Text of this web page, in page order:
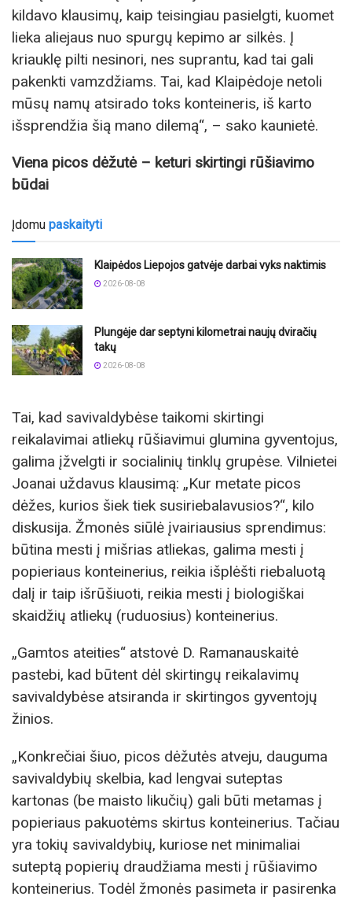
kildavo klausimų, kaip teisingiau pasielgti, kuomet
lieka aliejaus nuo spurgų kepimo ar silkės. Į
kriauklę pilti nesinori, nes suprantu, kad tai gali
pakenkti vamzdžiams. Tai, kad Klaipėdoje netoli
mūsų namų atsirado toks konteineris, iš karto
išsprendžia šią mano dilemą“, – sako kaunietė.
Viena picos dėžutė – keturi skirtingi rūšiavimo
būdai
Įdomu paskaityti
Klaipėdos Liepojos gatvėje darbai vyks naktimis
2026-08-08
Plungėje dar septyni kilometrai naujų dviračių
takų
2026-08-08
Tai, kad savivaldybėse taikomi skirtingi
reikalavimai atliekų rūšiavimui glumina gyventojus,
galima įžvelgti ir socialinių tinklų grupėse. Vilnietei
Joanai uždavus klausimą: „Kur metate picos
dėžes, kurios šiek tiek susiriebalavusios?“, kilo
diskusija. Žmonės siūlė įvairiausius sprendimus:
būtina mesti į mišrias atliekas, galima mesti į
popieriaus konteinerius, reikia išplėšti riebaluotą
dalį ir taip išrūšiuoti, reikia mesti į biologiškai
skaidžių atliekų (ruduosius) konteinerius.
„Gamtos ateities“ atstovė D. Ramanauskaitė
pastebi, kad būtent dėl skirtingų reikalavimų
savivaldybėse atsiranda ir skirtingos gyventojų
žinios.
„Konkrečiai šiuo, picos dėžutės atveju, dauguma
savivaldybių skelbia, kad lengvai suteptas
kartonas (be maisto likučių) gali būti metamas į
popieriaus pakuotėms skirtus konteinerius. Tačiau
yra tokių savivaldybių, kuriose net minimaliai
suteptą popierių draudžiama mesti į rūšiavimo
konteinerius. Todėl žmonės pasimeta ir pasirenka